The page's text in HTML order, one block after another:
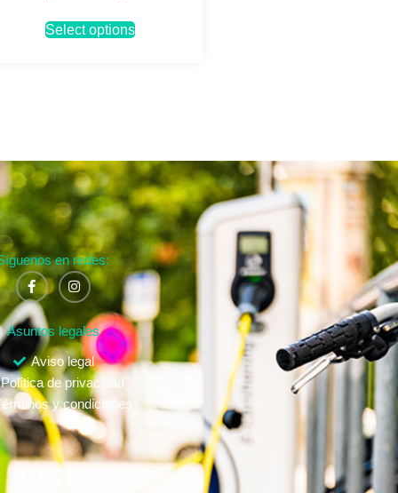
Select options
en redes:
Asuntos legales
Aviso legal
Política de privacidad
y condiciones